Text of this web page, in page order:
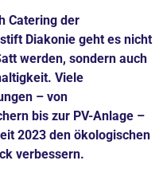
Catering der
Diakonie geht es nicht
werden, sondern auch
Viele
– von
bis zur PV-Anlage –
2023 den ökologischen
verbessern.